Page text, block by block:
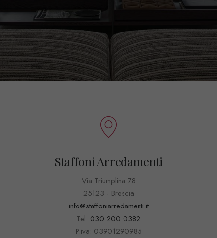
Staffoni Arredamenti
Via Triumplina 78
25123 - Brescia
info@staffoniarredamenti.it
Tel: 030 200 0382
P.iva: 03901290985